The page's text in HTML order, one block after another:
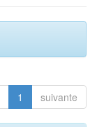
1 suivante